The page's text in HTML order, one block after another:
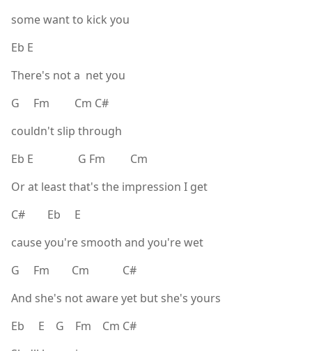
some want to kick you
Eb E
There's not a net you
G Fm Cm C#
couldn't slip through
Eb E G Fm Cm
Or at least that's the impression I get
C# Eb E
cause you're smooth and you're wet
G Fm Cm C#
And she's not aware yet but she's yours
Eb E G Fm Cm C#